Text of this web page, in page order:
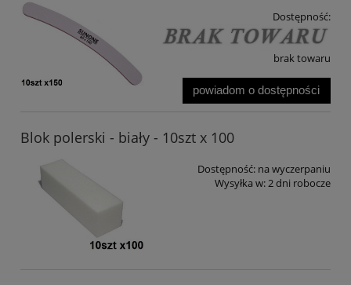
Dostępność:
brak towaru
powiadom o dostępności
Blok polerski - biały - 10szt x 100
Dostępność: na wyczerpaniu
Wysyłka w:2 dni robocze